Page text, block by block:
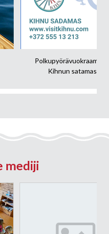
Polkupyörävuokraamo
Kihnun satamassa!
mediji